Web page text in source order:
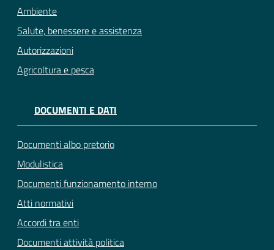
Ambiente
Salute, benessere e assistenza
Autorizzazioni
Agricoltura e pesca
DOCUMENTI E DATI
Documenti albo pretorio
Modulistica
Documenti funzionamento interno
Atti normativi
Accordi tra enti
Documenti attività politica